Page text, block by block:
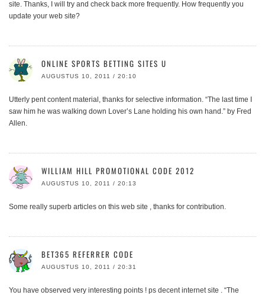
site. Thanks, I will try and check back more frequently. How frequently you
update your web site?
ONLINE SPORTS BETTING SITES U
AUGUSTUS 10, 2011 / 20:10
Utterly pent content material, thanks for selective information. “The last time I
saw him he was walking down Lover’s Lane holding his own hand.” by Fred
Allen.
WILLIAM HILL PROMOTIONAL CODE 2012
AUGUSTUS 10, 2011 / 20:13
Some really superb articles on this web site , thanks for contribution.
BET365 REFERRER CODE
AUGUSTUS 10, 2011 / 20:31
You have observed very interesting points ! ps decent internet site . “The